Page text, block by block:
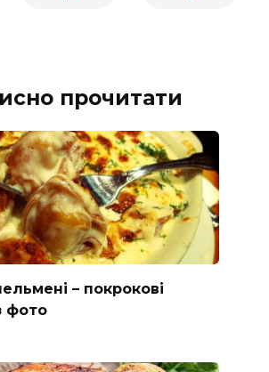
прочитати
– покрокові
фото